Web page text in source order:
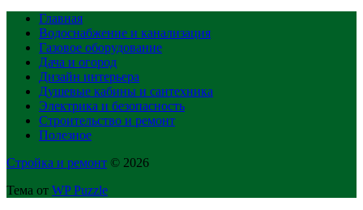
Главная
Водоснабжение и канализация
Газовое оборудование
Дача и огород
Дизайн интерьера
Душевые кабины и сантехника
Электрика и безопасность
Строительство и ремонт
Полезное
Стройка и ремонт © 2026
Тема от WP Puzzle